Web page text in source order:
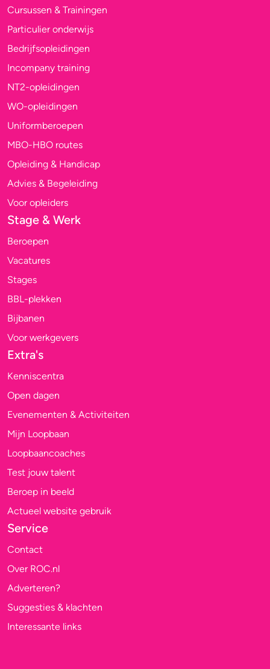
Cursussen & Trainingen
Particulier onderwijs
Bedrijfsopleidingen
Incompany training
NT2-opleidingen
WO-opleidingen
Uniformberoepen
MBO-HBO routes
Opleiding & Handicap
Advies & Begeleiding
Voor opleiders
Stage & Werk
Beroepen
Vacatures
Stages
BBL-plekken
Bijbanen
Voor werkgevers
Extra's
Kenniscentra
Open dagen
Evenementen & Activiteiten
Mijn Loopbaan
Loopbaancoaches
Test jouw talent
Beroep in beeld
Actueel website gebruik
Service
Contact
Over ROC.nl
Adverteren?
Suggesties & klachten
Interessante links